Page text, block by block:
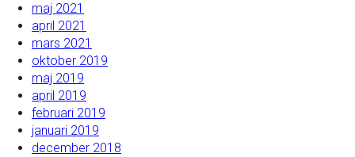
maj 2021
april 2021
mars 2021
oktober 2019
maj 2019
april 2019
februari 2019
januari 2019
december 2018